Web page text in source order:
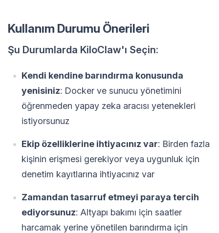
Kullanım Durumu Önerileri
Şu Durumlarda KiloClaw'ı Seçin:
Kendi kendine barındırma konusunda
yenisiniz: Docker ve sunucu yönetimini
öğrenmeden yapay zeka aracısı yetenekleri
istiyorsunuz
Ekip özelliklerine ihtiyacınız var: Birden fazla
kişinin erişmesi gerekiyor veya uygunluk için
denetim kayıtlarına ihtiyacınız var
Zamandan tasarruf etmeyi paraya tercih
ediyorsunuz: Altyapı bakımı için saatler
harcamak yerine yönetilen barındırma için